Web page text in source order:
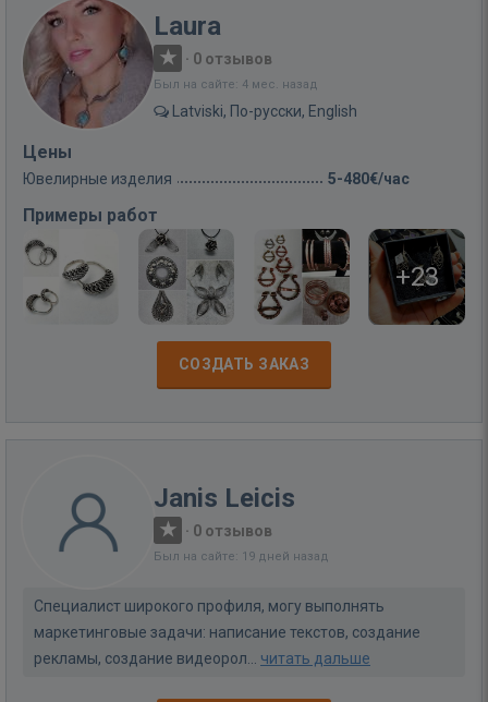
Laura
· 0 отзывов
Был на сайте: 4 мес. назад
Latviski, По-русски, English
Цены
Ювелирные изделия 5-480€/час
Примеры работ
+23
СОЗДАТЬ ЗАКАЗ
Janis Leicis
· 0 отзывов
Был на сайте: 19 дней назад
Специалист широкого профиля, могу выполнять
маркетинговые задачи: написание текстов, создание
рекламы, создание видеорол... читать дальше